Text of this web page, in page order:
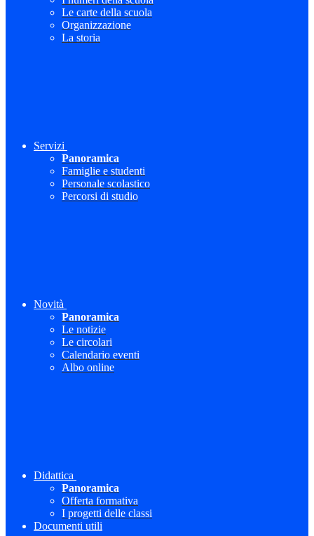
Le carte della scuola
Organizzazione
La storia
Servizi
Panoramica
Famiglie e studenti
Personale scolastico
Percorsi di studio
Novità
Panoramica
Le notizie
Le circolari
Calendario eventi
Albo online
Didattica
Panoramica
Offerta formativa
I progetti delle classi
Documenti utili